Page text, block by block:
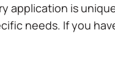
application is
needs. If you